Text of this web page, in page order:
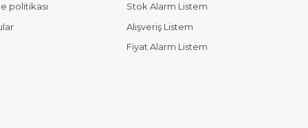
politikası
Stok Alarm Listem
Alışveriş Listem
Fiyat Alarm Listem